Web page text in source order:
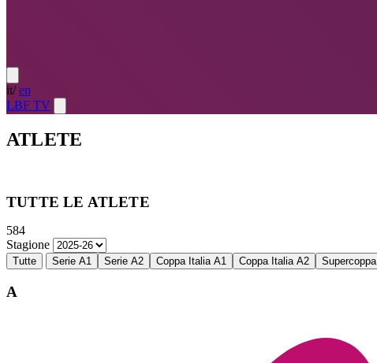
it/ en
LBF TV
ATLETE
TUTTE LE ATLETE
584
Stagione
Tutte Serie A1 Serie A2 Coppa Italia A1 Coppa Italia A2 Supercoppa
A